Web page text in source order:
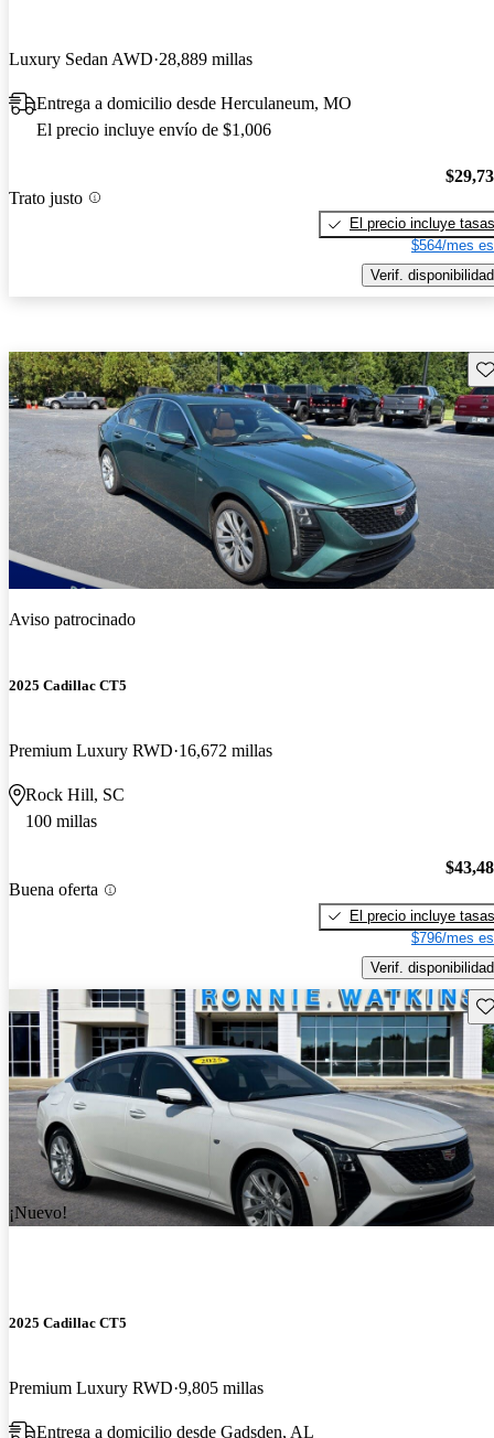
Luxury Sedan AWD 28,889 millas
Entrega a domicilio desde Herculaneum, MO
El precio incluye envío de $1,006
Trato justo
El precio incluye tasas
$564/mes
Verif. disponibilidad
Aviso patrocinado
2025 Cadillac CT5
Premium Luxury RWD 16,672 millas
Rock Hill, SC
100 millas
Buena oferta
El precio incluye tasas
$796/mes
Verif. disponibilidad
¡Nuevo!
2025 Cadillac CT5
Premium Luxury RWD 9,805 millas
Entrega a domicilio desde Gadsden, AL